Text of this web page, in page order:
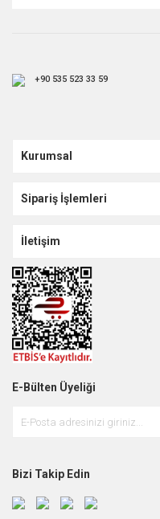
+90 535 523 33 59
Kurumsal
Sipariş İşlemleri
İletişim
E-Bülten Üyeliği
Bizi Takip Edin